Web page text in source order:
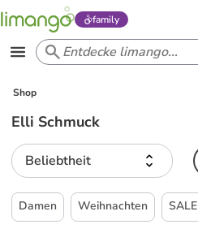
family
Shop
Elli Schmuck
Beliebtheit
Damen Weihnachten SALE